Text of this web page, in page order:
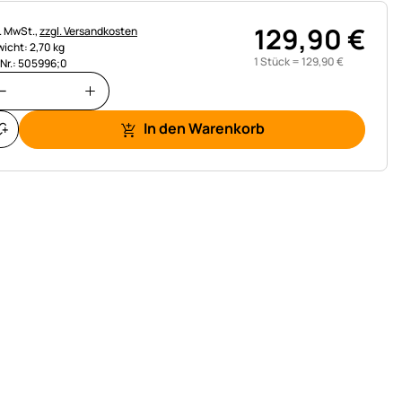
MwSt.,zzgl. Versandkosten
2,70 kg
505996;0
129,90€
1 Stück =129,90€
In den Warenkorb